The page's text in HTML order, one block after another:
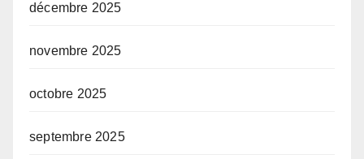
décembre 2025
novembre 2025
octobre 2025
septembre 2025